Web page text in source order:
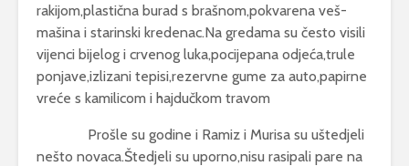
rakijom,plastična burad s brašnom,pokvarena veš-
mašina i starinski kredenac.Na gredama su često visili
vijenci bijelog i crvenog luka,pocijepana odjeća,trule
ponjave,izlizani tepisi,rezervne gume za auto,papirne
vreće s kamilicom i hajdučkom travom
Prošle su godine i Ramiz i Murisa su uštedjeli
nešto novaca.Štedjeli su uporno,nisu rasipali pare na